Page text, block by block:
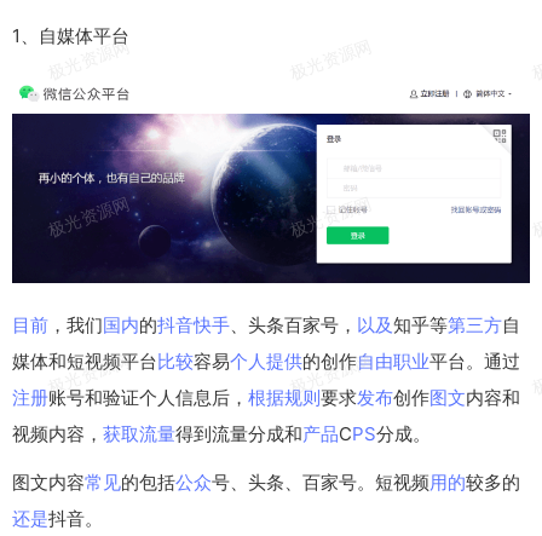
1、自媒体平台
目前 ，我们国内的抖音快手 、头条百家号， 以及知乎等第三方自
媒体和短视频平台比较容易个人提供的创作自由职业平台。通过
注册账号和验证个人信息后， 根据规则要求发布创作图文内容和
视频内容， 获取流量得到流量分成和产品CPS分成。
图文内容常见的包括公众号、头条、百家号。短视频用的较多的
还是抖音。